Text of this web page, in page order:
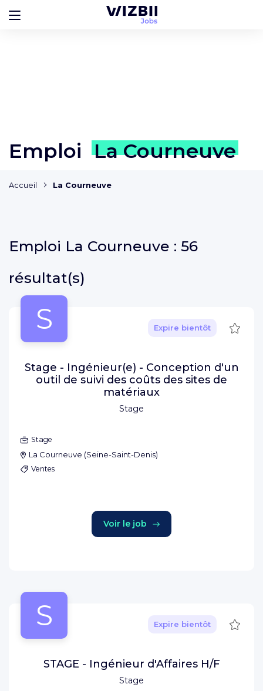
Emploi La Courneuve
Accueil La Courneuve
Emploi La Courneuve : 56
résultat(s)
S
Stage
Expire bientôt
Stage - Ingénieur(e) - Conception d'un
outil de suivi des coûts des sites de
matériaux
Stage
La Courneuve (Seine-Saint-Denis)
Ventes
Voir le job
S
Stage
Expire bientôt
STAGE - Ingénieur d'Affaires H/F